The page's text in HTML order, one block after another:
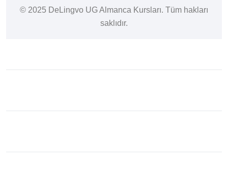
© 2025 DeLingvo UG Almanca Kursları. Tüm hakları
saklıdır.